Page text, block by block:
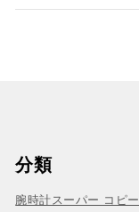
分類
腕時計スーパー コピー